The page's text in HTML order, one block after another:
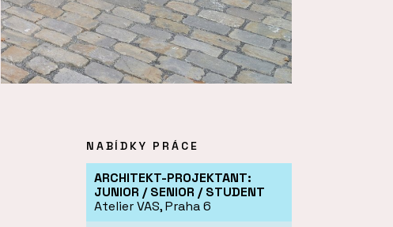
NABÍDKY PRÁCE
ARCHITEKT-PROJEKTANT:
JUNIOR / SENIOR / STUDENT
Atelier VAS, Praha 6